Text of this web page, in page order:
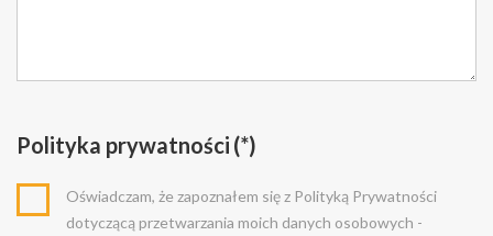
Polityka prywatności (*)
Oświadczam, że zapoznałem się z Polityką Prywatności
dotyczącą przetwarzania moich danych osobowych -